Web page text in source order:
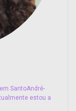
SantoAndré-
estou a